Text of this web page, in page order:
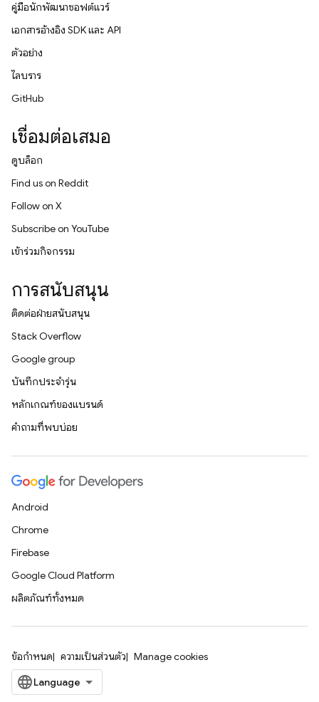
คู่มือนักพัฒนาซอฟต์แวร์
เอกสารอ้างอิง SDK และ API
ตัวอย่าง
ไลบรารี
GitHub
เชื่อมต่อเสมอ
ดูบล็อก
Find us on Reddit
Follow on X
Subscribe on YouTube
เข้าร่วมกิจกรรม
การสนับสนุน
ติดต่อฝ่ายสนับสนุน
Stack Overflow
Google group
บันทึกประจำรุ่น
หลักเกณฑ์ของแบรนด์
คำถามที่พบบ่อย
Android
Chrome
Firebase
Google Cloud Platform
ผลิตภัณฑ์ทั้งหมด
ข้อกำหนด ความเป็นส่วนตัว Manage cookies